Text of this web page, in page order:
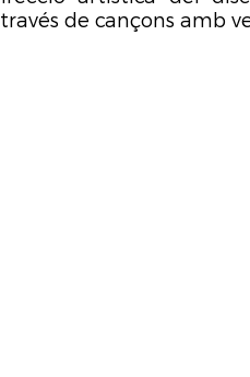
de cançons amb